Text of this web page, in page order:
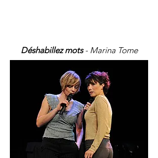
Déshabillez mots- Marina Tome